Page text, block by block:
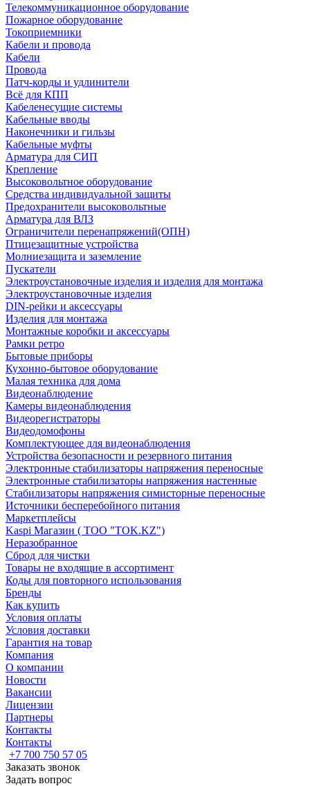
Телекоммуникационное оборудование
Пожарное оборудование
Токоприемники
Кабели и провода
Кабели
Провода
Патч-корды и удлинители
Всё для КПП
Кабеленесущие системы
Кабельные вводы
Наконечники и гильзы
Кабельные муфты
Арматура для СИП
Крепление
Высоковольтное оборудование
Средства индивидуальной защиты
Предохранители высоковольтные
Арматура для ВЛЗ
Ограничители перенапряжений(ОПН)
Птицезащитные устройства
Молниезащита и заземление
Пускатели
Электроустановочные изделия и изделия для монтажа
Электроустановочные изделия
DIN-рейки и аксессуары
Изделия для монтажа
Монтажные коробки и аксессуары
Рамки ретро
Бытовые приборы
Кухонно-бытовое оборудование
Малая техника для дома
Видеонаблюдение
Камеры видеонаблюдения
Видеорегистраторы
Видеодомофоны
Комплектующее для видеонаблюдения
Устройства безопасности и резервного питания
Электронные стабилизаторы напряжения переносные
Электронные стабилизаторы напряжения настенные
Стабилизаторы напряжения симисторные переносные
Источники бесперебойного питания
Маркетплейсы
Kaspi Магазин ( ТОО "TOK.KZ")
Неразобранное
Сброд для чистки
Товары не входящие в ассортимент
Коды для повторного использования
Бренды
Как купить
Условия оплаты
Условия доставки
Гарантия на товар
Компания
О компании
Новости
Вакансии
Лицензии
Партнеры
Контакты
Контакты
+7 700 750 57 05
Заказать звонок
Задать вопрос